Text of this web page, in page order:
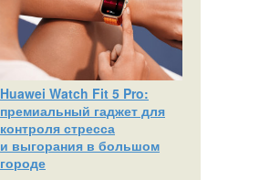
Huawei Watch Fit 5 Pro:
премиальный гаджет для
контроля стресса
и выгорания в большом
городе